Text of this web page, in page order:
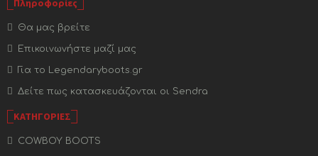
Θα μας βρείτε
Επικοινωνήστε μαζί μας
Για το Legendaryboots.gr
Δείτε πως κατασκευάζονται οι Sendra
ΚΑΤΗΓΟΡΙΕΣ
COWBOY BOOTS